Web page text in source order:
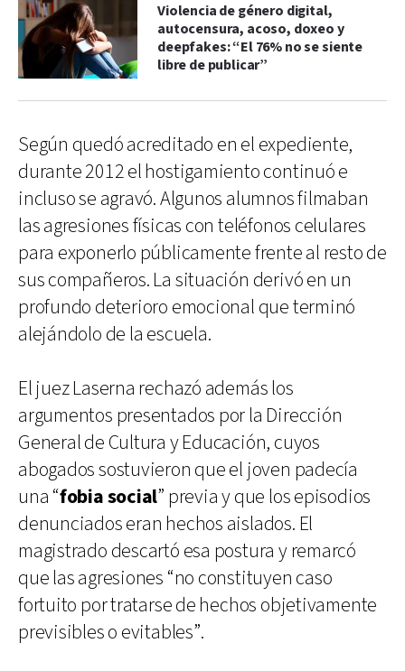
Violencia de género digital,
autocensura, acoso, doxeo y
deepfakes: “El 76% no se siente
libre de publicar”
Según quedó acreditado en el expediente,
durante 2012 el hostigamiento continuó e
incluso se agravó. Algunos alumnos filmaban
las agresiones físicas con teléfonos celulares
para exponerlo públicamente frente al resto de
sus compañeros. La situación derivó en un
profundo deterioro emocional que terminó
alejándolo de la escuela.
El juez Laserna rechazó además los
argumentos presentados por la Dirección
General de Cultura y Educación, cuyos
abogados sostuvieron que el joven padecía
una “fobia social” previa y que los episodios
denunciados eran hechos aislados. El
magistrado descartó esa postura y remarcó
que las agresiones “no constituyen caso
fortuito por tratarse de hechos objetivamente
previsibles o evitables”.